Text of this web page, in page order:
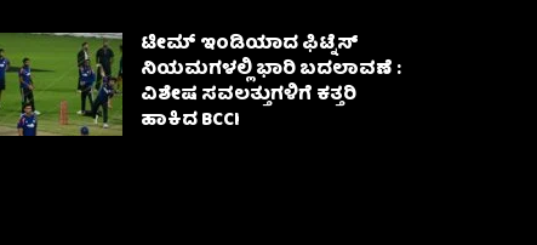
ಟೀಮ್ ಇಂಡಿಯಾದ ಫಿಟ್ನೆಸ್
ನಿಯಮಗಳಲ್ಲಿ ಭಾರಿ ಬದಲಾವಣೆ :
ವಿಶೇಷ ಸವಲತ್ತುಗಳಿಗೆ ಕತ್ತರಿ
ಹಾಕಿದ BCCI